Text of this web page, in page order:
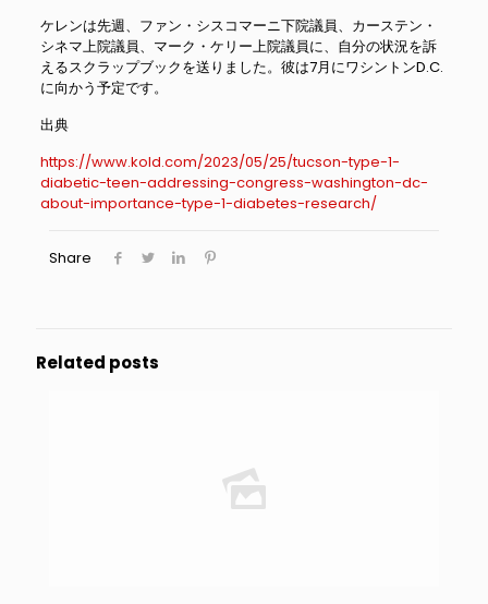
ケレンは先週、ファン・シスコマーニ下院議員、カーステン・
シネマ上院議員、マーク・ケリー上院議員に、自分の状況を訴
えるスクラップブックを送りました。彼は7月にワシントンD.C.
に向かう予定です。
出典
https://www.kold.com/2023/05/25/tucson-type-1-
diabetic-teen-addressing-congress-washington-dc-
about-importance-type-1-diabetes-research/
Share
Related posts